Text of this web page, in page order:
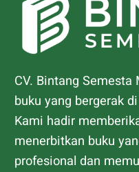
CV. Bintang
buku yang bergerak
Kami hadir
menerbitkan buku
profesional dan